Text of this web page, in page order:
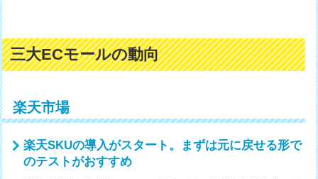
三大ECモールの動向
楽天市場
楽天SKUの導入がスタート。まずは元に戻せる形で
のテストがおすすめ